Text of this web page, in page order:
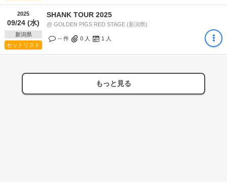
2025
09/24 (水)
新潟県
セットリスト
SHANK TOUR 2025
@ GOLDEN PIGS RED STAGE (新潟県)
-- 件 0 人 1 人
もっと見る